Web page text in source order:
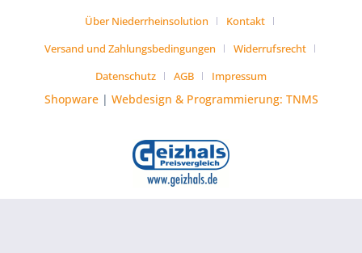
Über Niederrheinsolution
Kontakt
Versand und Zahlungsbedingungen
Widerrufsrecht
Datenschutz
AGB Impressum
Shopware| Webdesign & Programmierung: TNMS